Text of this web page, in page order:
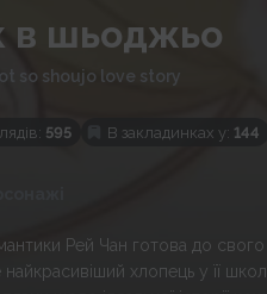
в шьоджьо
so shoujo love story
595 В закладинках у: 144
Рей Чан готова до
хлопець у її